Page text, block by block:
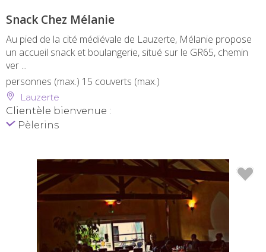
Snack Chez Mélanie
Au pied de la cité médiévale de Lauzerte, Mélanie propose
un accueil snack et boulangerie, situé sur le GR65, chemin
ver ...
personnes (max.) 15 couverts (max.)
Lauzerte
Clientèle bienvenue :
Pèlerins